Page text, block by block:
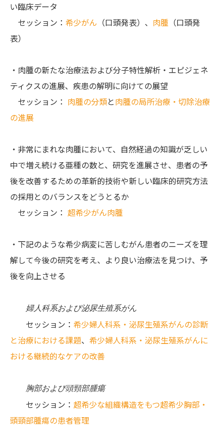
い臨床データ
セッション： 希少がん （口頭発表）、 肉腫 （口頭発
表）
・肉腫の新たな治療法および分子特性解析・エピジェネ
ティクスの進展、疾患の解明に向けての展望
セッション： 肉腫の分類と肉腫の局所治療・切除治療
の進展
・非常にまれな肉腫において、自然経過の知識が乏しい
中で増え続ける亜種の数と、研究を進展させ、患者の予
後を改善するための革新的技術や新しい臨床的研究方法
の採用とのバランスをどうとるか
セッション： 超希少がん肉腫
・下記のような希少病変に苦しむがん患者のニーズを理
解して今後の研究を考え、より良い治療法を見つけ、予
後を向上させる
婦人科系および泌尿生殖系がん
セッション： 希少婦人科系・泌尿生殖系がんの診断
と治療における課題、 希少婦人科系・泌尿生殖系がんに
おける継続的なケアの改善
胸部および頭頸部腫瘍
セッション： 超希少な組織構造をもつ超希少胸部・
頭頸部腫瘍の患者管理